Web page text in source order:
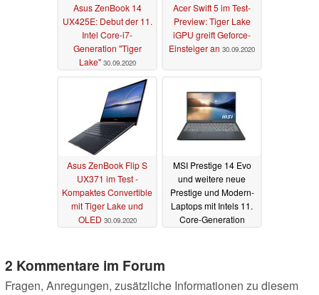
Asus ZenBook 14
UX425E: Debut der 11.
Intel Core-i7-
Generation "Tiger
Lake" 30.09.2020
Acer Swift 5 im Test-
Preview: Tiger Lake
iGPU greift Geforce-
Einsteiger an 30.09.2020
Asus ZenBook Flip S
UX371 im Test -
Kompaktes Convertible
mit Tiger Lake und
OLED 30.09.2020
MSI Prestige 14 Evo
und weitere neue
Prestige und Modern-
Laptops mit Intels 11.
Core-Generation
2 Kommentare im Forum
Fragen, Anregungen, zusätzliche Informationen zu diesem